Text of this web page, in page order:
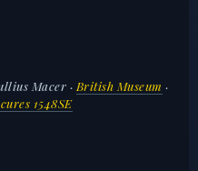
Macer · British Museum ·
1548SE